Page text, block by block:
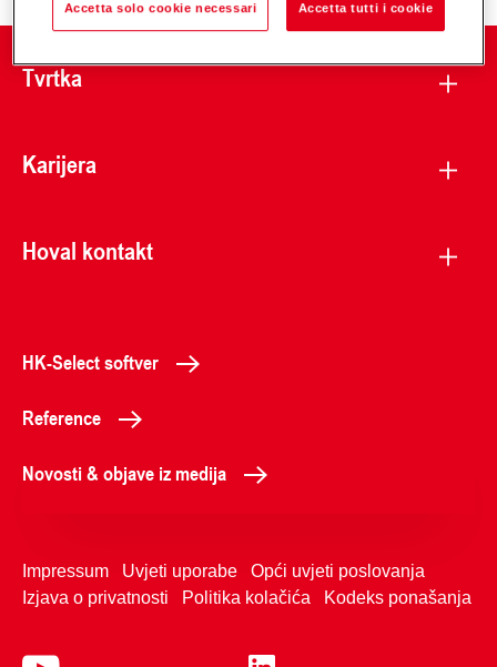
Tvrtka
Karijera
Hoval kontakt
HK-Select softver
Reference
Novosti & objave iz medija
Impressum Uvjeti uporabe
Opći uvjeti poslovanja
Izjava o privatnosti
Politika kolačića Kodeks ponašanja
Accetta solo cookie necessari Accetta tutti i cookie